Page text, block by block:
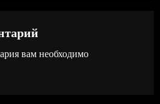
вам необходимо